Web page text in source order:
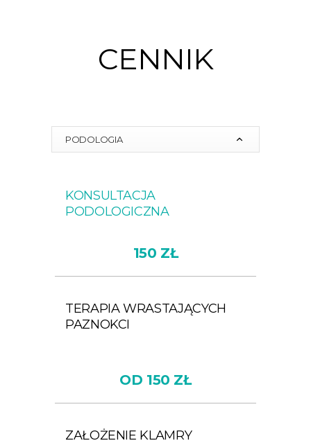
CENNIK
PODOLOGIA
KONSULTACJA
PODOLOGICZNA
150 ZŁ
TERAPIA WRASTAJĄCYCH
PAZNOKCI
OD 150 ZŁ
ZAŁOŻENIE KLAMRY